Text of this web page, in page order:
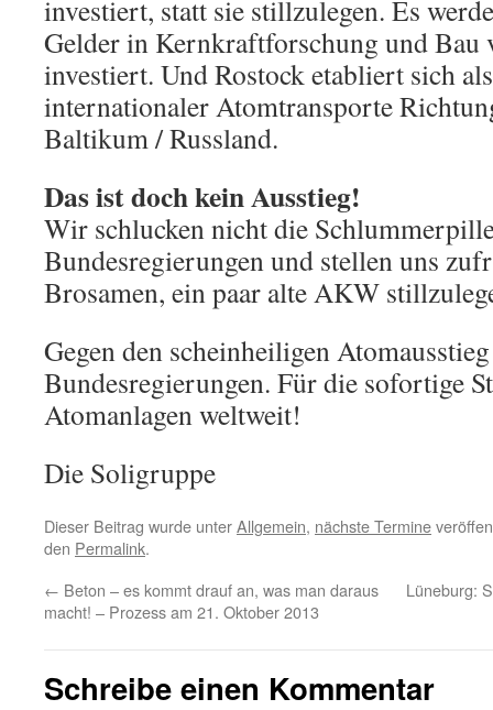
investiert, statt sie stillzulegen. Es
Gelder in Kernkraftforschung und
investiert. Und Rostock etabliert sich
internationaler Atomtransporte
Baltikum / Russland.
Das ist doch kein Ausstieg!
Wir schlucken nicht die
Bundesregierungen und stellen uns
Brosamen, ein paar alte AKW
Gegen den scheinheiligen
Bundesregierungen. Für die sofortige
Atomanlagen weltweit!
Die Soligruppe
Dieser Beitrag wurde unterAllgemein, nächste Termine
den Permalink.
← Beton – es kommt drauf an, was man daraus
macht! – Prozess am 21. Oktober 2013
Lüneburg:
Schreibe einen Kommentar